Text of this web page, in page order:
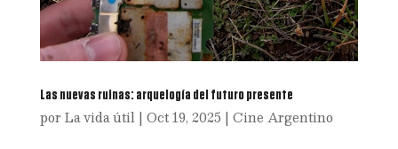
Las nuevas ruinas: arquelogía del futuro presente
por La vida útil| Oct 19, 2025 | Cine Argentino